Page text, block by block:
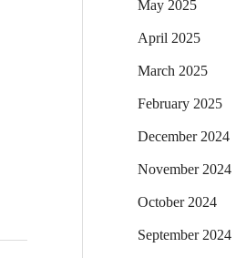
May 2025
April 2025
March 2025
February 2025
December 2024
November 2024
October 2024
September 2024